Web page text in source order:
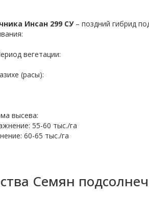
Инсан 299 СУ– поздний гибрид
вегетации:
(расы):
высева:
55-60 тыс./га
60-65 тыс./га
Семян